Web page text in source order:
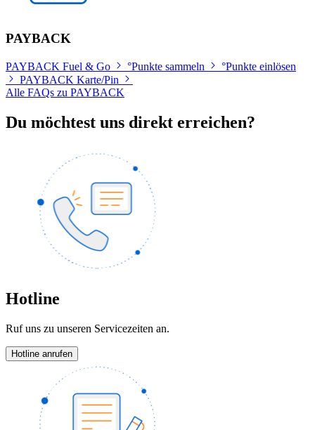
PAYBACK
PAYBACK Fuel & Go °Punkte sammeln
°Punkte einlösen
PAYBACK Karte/Pin
Alle FAQs zu PAYBACK
Du möchtest uns direkt erreichen?
Hotline
Ruf uns zu unseren Servicezeiten an.
Hotline anrufen